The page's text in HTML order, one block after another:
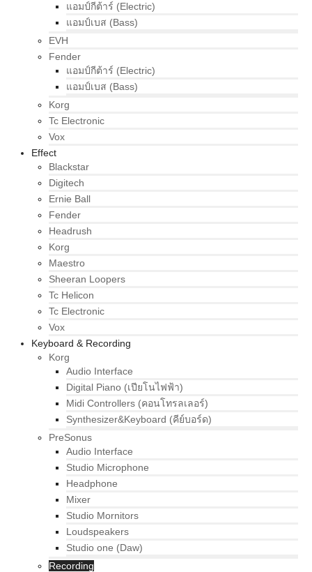
แอมป์กีต้าร์ (Electric)
แอมป์เบส (Bass)
EVH
Fender
แอมป์กีต้าร์ (Electric)
แอมป์เบส (Bass)
Korg
Tc Electronic
Vox
Effect
Blackstar
Digitech
Ernie Ball
Fender
Headrush
Korg
Maestro
Sheeran Loopers
Tc Helicon
Tc Electronic
Vox
Keyboard & Recording
Korg
Audio Interface
Digital Piano (เปียโนไฟฟ้า)
Midi Controllers (คอนโทรลเลอร์)
Synthesizer&Keyboard (คีย์บอร์ด)
PreSonus
Audio Interface
Studio Microphone
Headphone
Mixer
Studio Mornitors
Loudspeakers
Studio one (Daw)
Recording